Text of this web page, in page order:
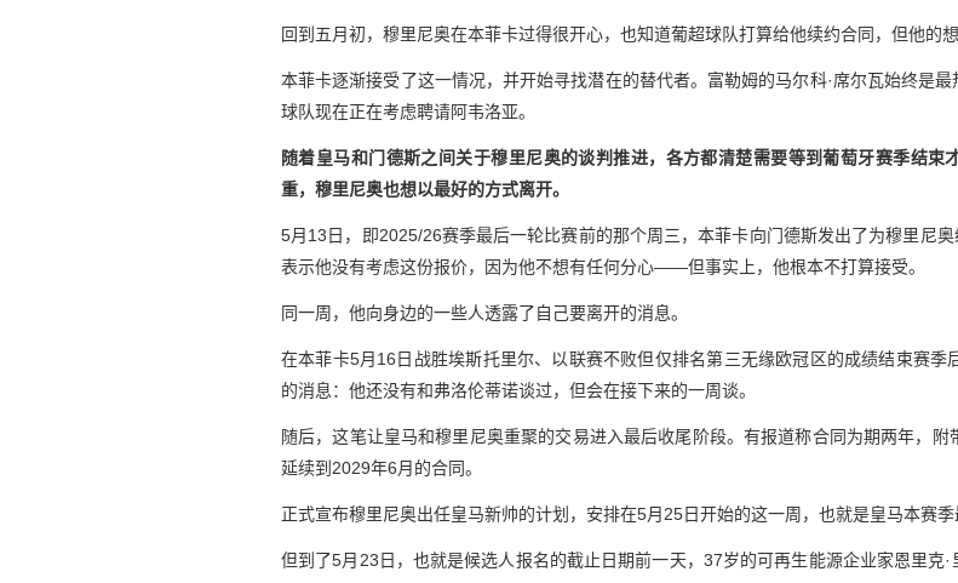
回到五月初，穆里尼奥在本菲卡过得很开心，也知道葡超球队打算给他续约合同，但他的
本菲卡逐渐接受了这一情况，并开始寻找潜在的替代者。富勒姆的马尔科·席尔瓦始终是
球队现在正在考虑聘请阿韦洛亚。
随着皇马和门德斯之间关于穆里尼奥的谈判推进，各方都清楚需要等到葡萄牙赛季结
重，穆里尼奥也想以最好的方式离开。
5月13日，即2025/26赛季最后一轮比赛前的那个周三，本菲卡向门德斯发出了为穆里尼
表示他没有考虑这份报价，因为他不想有任何分心——但事实上，他根本不打算接受。
同一周，他向身边的一些人透露了自己要离开的消息。
在本菲卡5月16日战胜埃斯托里尔、以联赛不败但仅排名第三无缘欧冠区的成绩结束赛
的消息：他还没有和弗洛伦蒂诺谈过，但会在接下来的一周谈。
随后，这笔让皇马和穆里尼奥重聚的交易进入最后收尾阶段。有报道称合同为期两年，
延续到2029年6月的合同。
正式宣布穆里尼奥出任皇马新帅的计划，安排在5月25日开始的这一周，也就是皇马本赛季
但到了5月23日，也就是候选人报名的截止日期前一天，37岁的可再生能源企业家恩里克